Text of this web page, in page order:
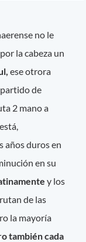
no le
la cabeza un
ese otrora
de
2 mano a
años duros en
en su
y los
de las
la mayoría
también cada